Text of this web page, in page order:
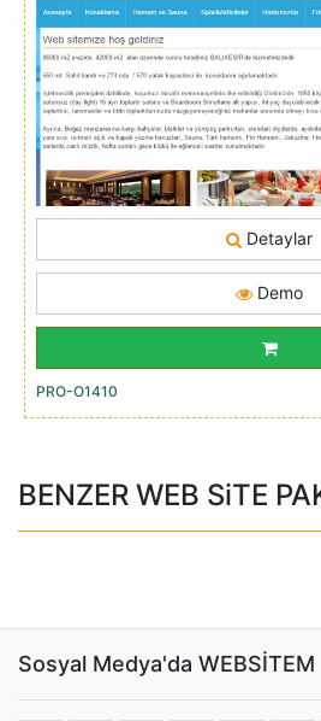
Detaylar
Demo
PRO-O1410
BENZER WEB SiTE
Sosyal Medya'da WEBSİTEM